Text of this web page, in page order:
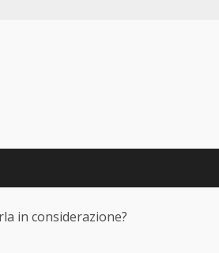
in considerazione?